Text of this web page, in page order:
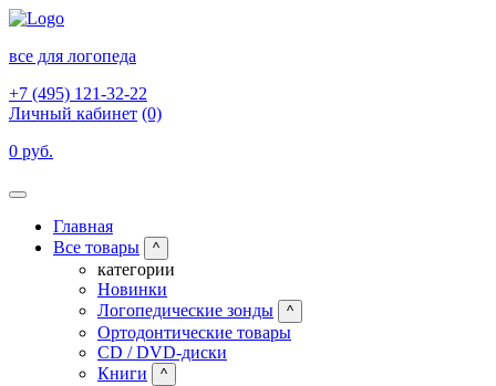
все для логопеда
+7 (495) 121-32-22
Личный кабинет (0)
0 руб.
Главная
Все товары
^
категории
Новинки
Логопедические зонды
^
Ортодонтические товары
CD / DVD-диски
Книги
^